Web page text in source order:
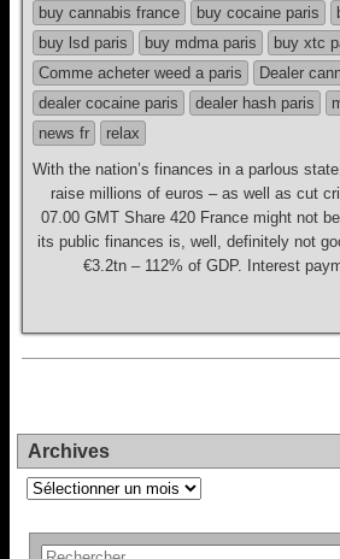
buy cannabis france
buy cocaine paris
buy lsd paris
buy mdma paris
buy xtc
Comme acheter weed a paris
Dealer
dealer cocaine paris
dealer hash paris
news fr
relax
With the nation’s finances in a parlous
raise millions of euros – as well as cut
07.00 GMT Share 420 France might not
its public finances is, well, definitely not
€3.2tn – 112% of GDP. Interest
Archives
Archives